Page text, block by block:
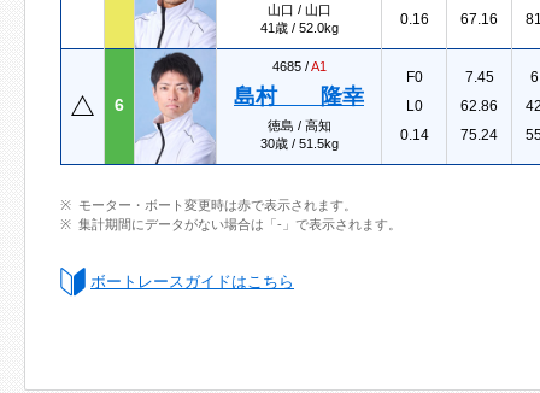
山口 / 山口
41歳 / 52.0kg
0.16
67.16
6
4685 /A1
島村 隆幸
徳島 / 高知
30歳 / 51.5kg
F0
L0
0.14
7.45
62.86
75.24
モーター・ボート変更時は赤で表示されます。
集計期間にデータがない場合は「-」で表示されます。
ボートレースガイドはこちら